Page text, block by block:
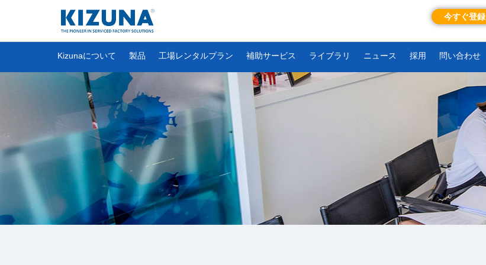
今すぐ登録
Kizunaについて 製品 工場レンタルプラン 補助サービス ライブラリ ニュース 採用 問い合わせ